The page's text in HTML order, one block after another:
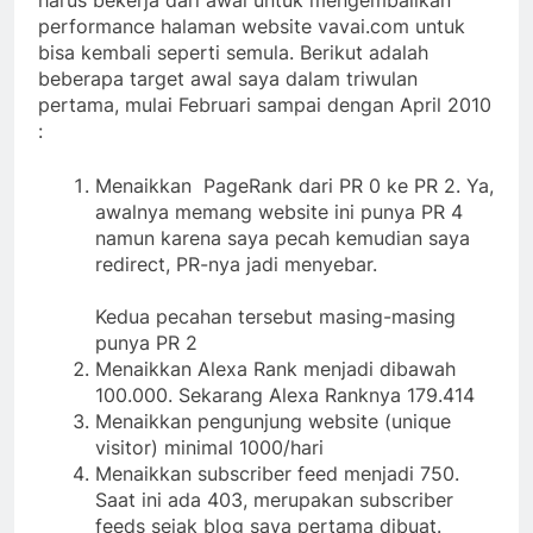
performance halaman website vavai.com untuk
bisa kembali seperti semula. Berikut adalah
beberapa target awal saya dalam triwulan
pertama, mulai Februari sampai dengan April 2010
:
Menaikkan PageRank dari PR 0 ke PR 2. Ya,
awalnya memang website ini punya PR 4
namun karena saya pecah kemudian saya
redirect, PR-nya jadi menyebar.
Kedua pecahan tersebut masing-masing
punya PR 2
Menaikkan Alexa Rank menjadi dibawah
100.000. Sekarang Alexa Ranknya 179.414
Menaikkan pengunjung website (unique
visitor) minimal 1000/hari
Menaikkan subscriber feed menjadi 750.
Saat ini ada 403, merupakan subscriber
feeds sejak blog saya pertama dibuat.